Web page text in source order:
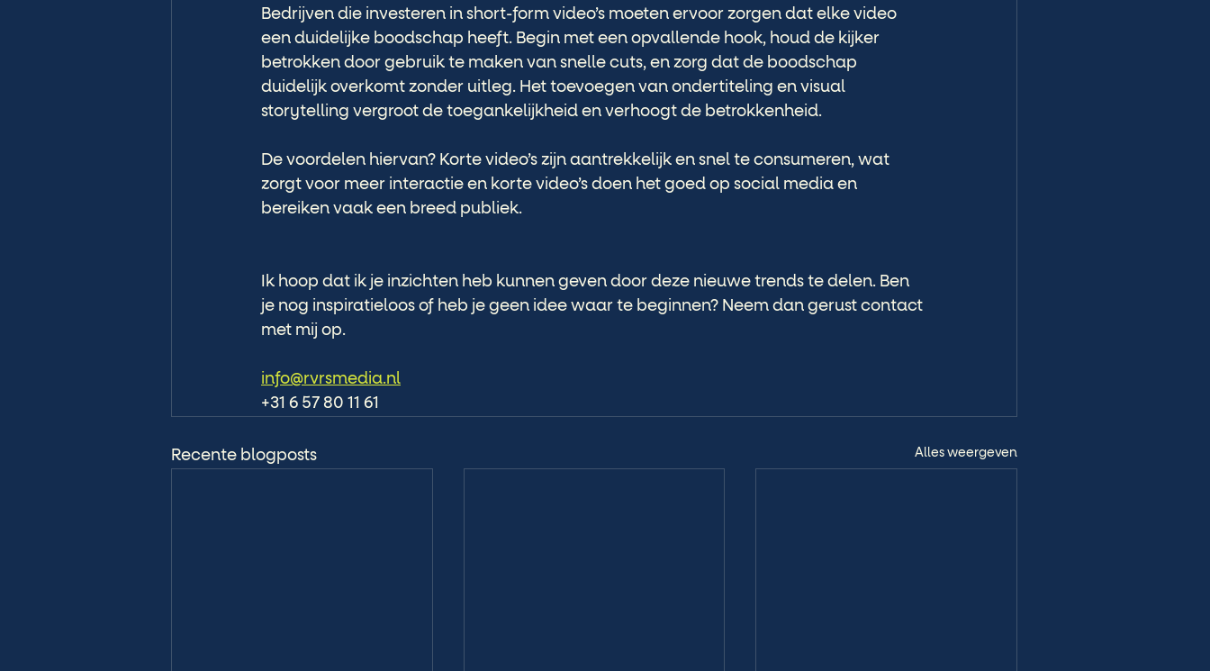
Bedrijven die investeren in short-form video’s moeten ervoor zorgen dat elke video
een duidelijke boodschap heeft. Begin met een opvallende hook, houd de kijker
betrokken door gebruik te maken van snelle cuts, en zorg dat de boodschap
duidelijk overkomt zonder uitleg. Het toevoegen van ondertiteling en visual
storytelling vergroot de toegankelijkheid en verhoogt de betrokkenheid.
De voordelen hiervan? Korte video’s zijn aantrekkelijk en snel te consumeren, wat
zorgt voor meer interactie en korte video’s doen het goed op social media en
bereiken vaak een breed publiek.
Ik hoop dat ik je inzichten heb kunnen geven door deze nieuwe trends te delen. Ben
je nog inspiratieloos of heb je geen idee waar te beginnen? Neem dan gerust contact
met mij op.
info@rvrsmedia.nl
+31 6 57 80 11 61
Recente blogposts Alles weergeven